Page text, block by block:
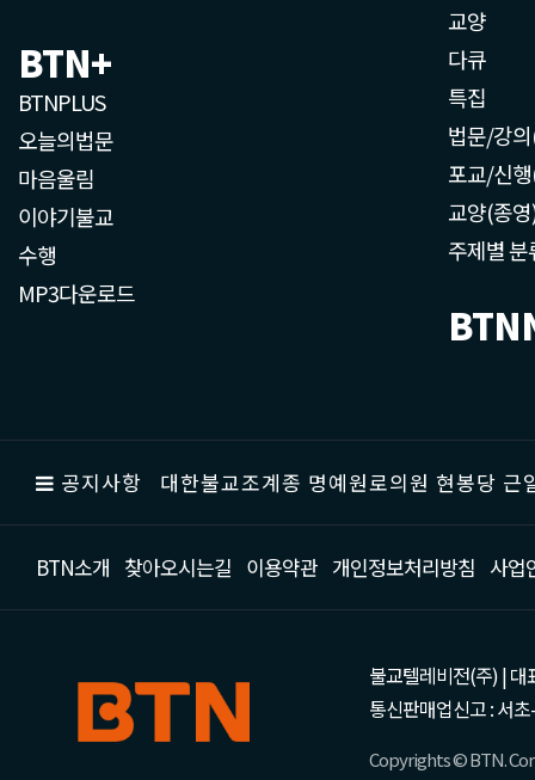
BTN+
BTNPLUS
오늘의법문
마음울림
이야기불교
수행
MP3다운로드
교양
다큐
특집
법문/강
포교/신
교양(종
주제별 분
공지사항 대한불교조계종 명예원로의원 현봉당
BTN소개 찾아오시는길 이용약관 개인정보처리방침 사업
불교텔레비전(주) | 대
통신판매업신고 : 서
Copyrights © BTN.